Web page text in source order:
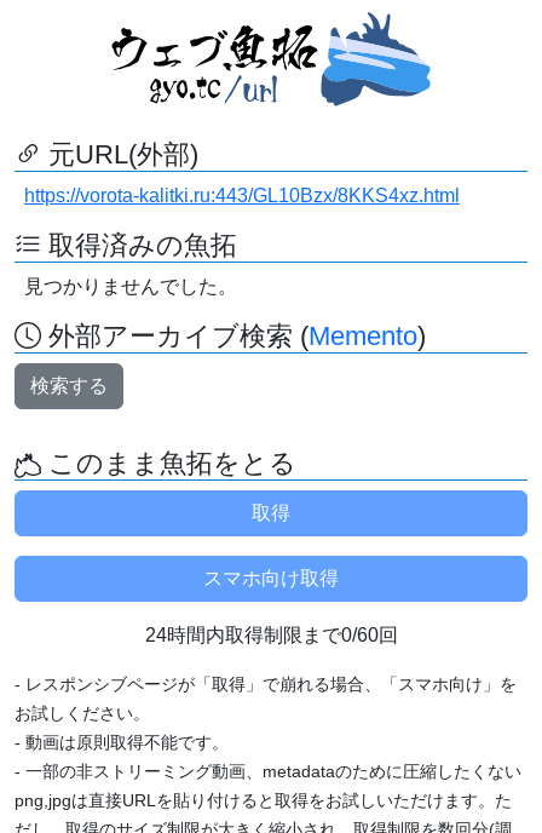
元URL(外部)
https://vorota-kalitki.ru:443/GL10Bzx/8KKS4xz.html
取得済みの魚拓
見つかりませんでした。
外部アーカイブ検索 (Memento)
検索する
このまま魚拓をとる
24時間内取得制限まで0/60回
- レスポンシブページが「取得」で崩れる場合、「スマホ向け」を
お試しください。
- 動画は原則取得不能です。
- 一部の非ストリーミング動画、metadataのために圧縮したくない
png,jpgは直接URLを貼り付けると取得をお試しいただけます。た